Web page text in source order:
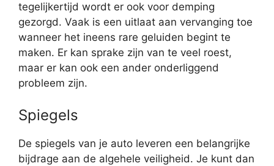
tegelijkertijd wordt er ook voor demping
gezorgd. Vaak is een uitlaat aan vervanging toe
wanneer het ineens rare geluiden begint te
maken. Er kan sprake zijn van te veel roest,
maar er kan ook een ander onderliggend
probleem zijn.
Spiegels
De spiegels van je auto leveren een belangrijke
bijdrage aan de algehele veiligheid. Je kunt dan